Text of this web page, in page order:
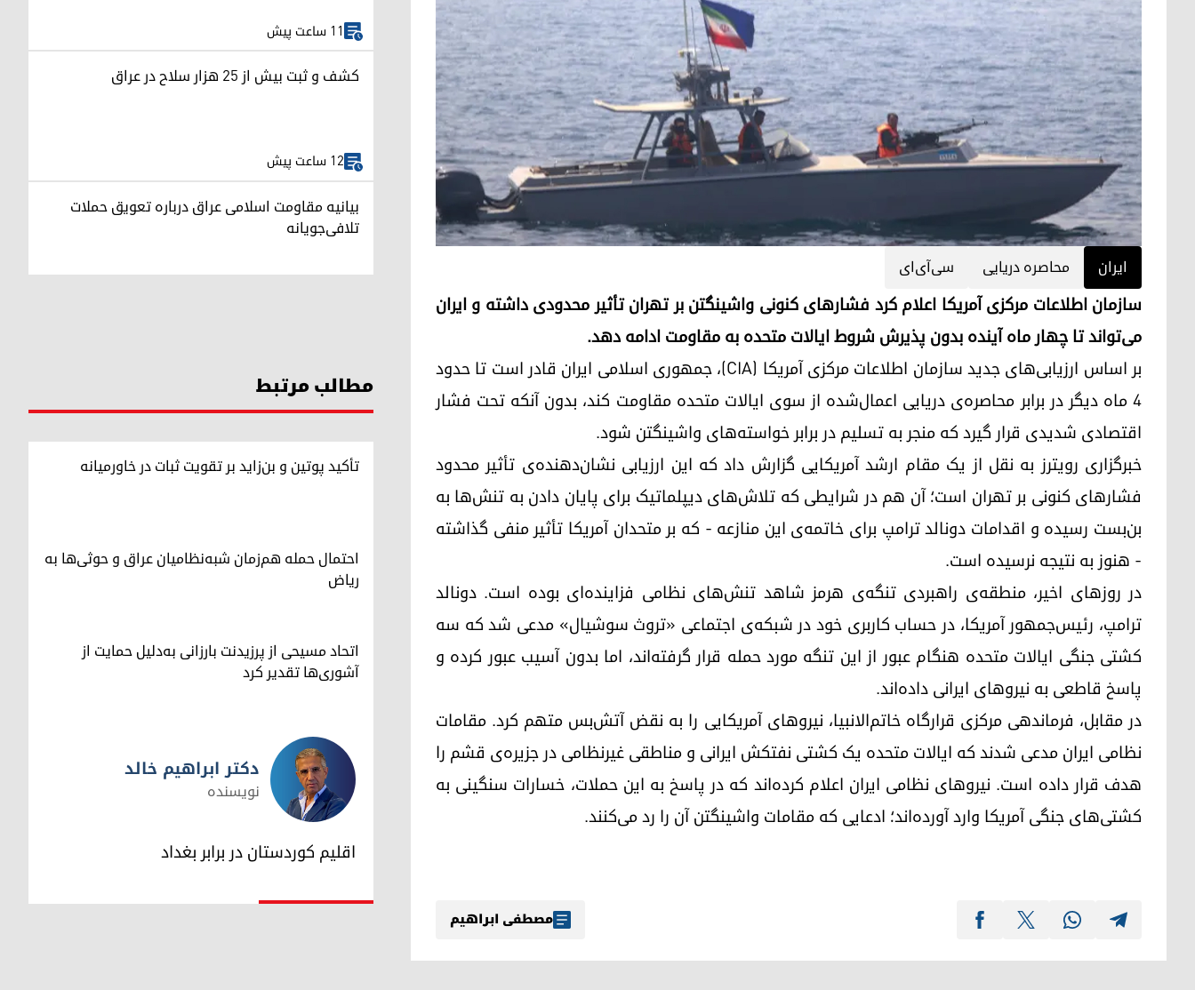
ایران محاصره دریایی سی‌آی‌ای
سازمان اطلاعات مرکزی آمریکا اعلام کرد فشارهای کنونی واشینگتن بر تهران تأثیر محدودی داشته و ایران
می‌تواند تا چهار ماه آینده بدون پذیرش شروط ایالات متحده به مقاومت ادامه دهد.
بر اساس ارزیابی‌های جدید سازمان اطلاعات مرکزی آمریکا (CIA)، جمهوری اسلامی ایران قادر است تا حدود
۴ ماه دیگر در برابر محاصره‌ی دریایی اعمال‌شده از سوی ایالات متحده مقاومت کند، بدون آنکه تحت فشار
اقتصادی شدیدی قرار گیرد که منجر به تسلیم در برابر خواسته‌های واشینگتن شود.
خبرگزاری رویترز به نقل از یک مقام ارشد آمریکایی گزارش داد که این ارزیابی نشان‌دهنده‌ی تأثیر محدود
فشارهای کنونی بر تهران است؛ آن هم در شرایطی که تلاش‌های دیپلماتیک برای پایان دادن به تنش‌ها به
بن‌بست رسیده و اقدامات دونالد ترامپ برای خاتمه‌ی این منازعه - که بر متحدان آمریکا تأثیر منفی گذاشته
- هنوز به نتیجه نرسیده است.
در روزهای اخیر، منطقه‌ی راهبردی تنگه‌ی هرمز شاهد تنش‌های نظامی فزاینده‌ای بوده است. دونالد
ترامپ، رئیس‌جمهور آمریکا، در حساب کاربری خود در شبکه‌ی اجتماعی «تروث سوشیال» مدعی شد که سه
کشتی جنگی ایالات متحده هنگام عبور از این تنگه مورد حمله قرار گرفته‌اند، اما بدون آسیب عبور کرده و
پاسخ قاطعی به نیروهای ایرانی داده‌اند.
در مقابل، فرماندهی مرکزی قرارگاه خاتم‌الانبیا، نیروهای آمریکایی را به نقض آتش‌بس متهم کرد. مقامات
نظامی ایران مدعی شدند که ایالات متحده یک کشتی نفتکش ایرانی و مناطقی غیرنظامی در جزیره‌ی قشم را
هدف قرار داده است. نیروهای نظامی ایران اعلام کرده‌اند که در پاسخ به این حملات، خسارات سنگینی به
کشتی‌های جنگی آمریکا وارد آورده‌اند؛ ادعایی که مقامات واشینگتن آن را رد می‌کنند.
مصطفی ابراهیم
11 ساعت پیش
کشف و ثبت بیش از ۲۵ هزار سلاح در عراق
12 ساعت پیش
بیانیه مقاومت اسلامی عراق درباره تعویق حملات
تلافی‌جویانه
مطالب مرتبط
تأکید پوتین و بن‌زاید بر تقویت ثبات در خاورمیانه
احتمال حمله هم‌زمان شبه‌نظامیان عراق و حوثی‌ها به
ریاض
اتحاد مسیحی از پرزیدنت بارزانی به‌دلیل حمایت از
آشوری‌ها تقدیر کرد
دکتر ابراهیم خالد
دکتر ابراهیم خالد
نویسنده
اقلیم کوردستان در برابر بغداد